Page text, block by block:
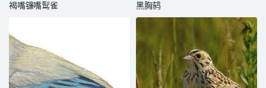
褐嘴镰嘴䴕雀 黑胸鸫